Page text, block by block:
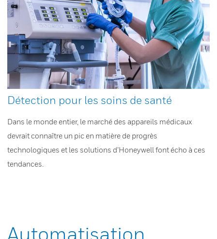
Détection pour les soins de santé
Dans le monde entier, le marché des appareils médicaux
devrait connaître un pic en matière de progrès
technologiques et les solutions d’Honeywell font écho à ces
tendances.
Automatisation